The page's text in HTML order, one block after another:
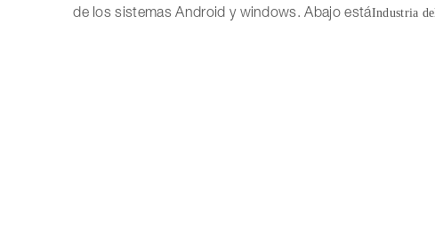
de los sistemas Android y windows. Abajo estáIndustria